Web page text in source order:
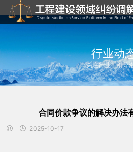
行业动
关注行业，引导
合同价款争议的解决办法
  2025-10-17